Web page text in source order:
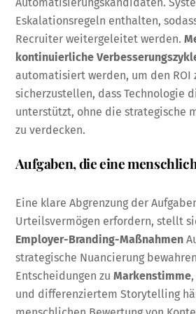
Automatisierungskandidaten.
Eskalationsregeln enthalten,
Recruiter weitergeleitet werden.
kontinuierliche
automatisiert werden, um den ROI
sicherzustellen, dass Technologie
unterstützt, ohne die strategische
zu verdecken.
Aufgaben, die eine
Eine klare Abgrenzung der
Urteilsvermögen erfordern, stellt
Employer-Branding-Maßnahmen
strategische Nuancierung
Entscheidungen zuMarkenstimme
und differenziertem Storytelling